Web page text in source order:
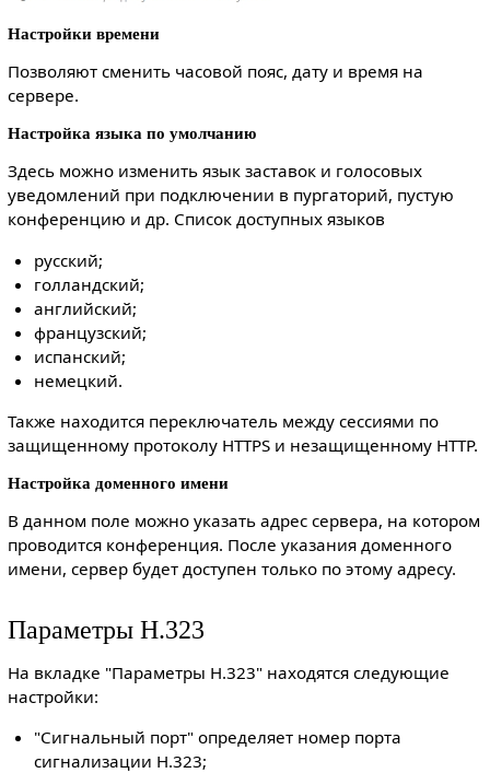
Настройки времени
Позволяют сменить часовой пояс, дату и время на
сервере.
Настройка языка по умолчанию
Здесь можно изменить язык заставок и голосовых
уведомлений при подключении в пургаторий, пустую
конференцию и др. Список доступных языков
русский;
голландский;
английский;
французский;
испанский;
немецкий.
Также находится переключатель между сессиями по
защищенному протоколу HTTPS и незащищенному HTTP.
Настройка доменного имени
В данном поле можно указать адрес сервера, на котором
проводится конференция. После указания доменного
имени, сервер будет доступен только по этому адресу.
Параметры H.323
На вкладке "Параметры H.323" находятся следующие
настройки:
"Сигнальный порт" определяет номер порта
сигнализации H.323;